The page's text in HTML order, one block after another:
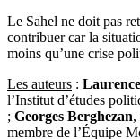
Le Sahel ne doit pas
contribuer car la
moins qu’une crise
Les auteurs :
l’Institut d’études
; Georges Berghezan,
membre de l’Équipe